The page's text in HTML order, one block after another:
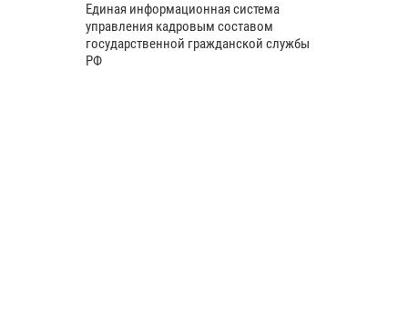
Единая информационная система
управления кадровым составом
государственной гражданской службы
РФ